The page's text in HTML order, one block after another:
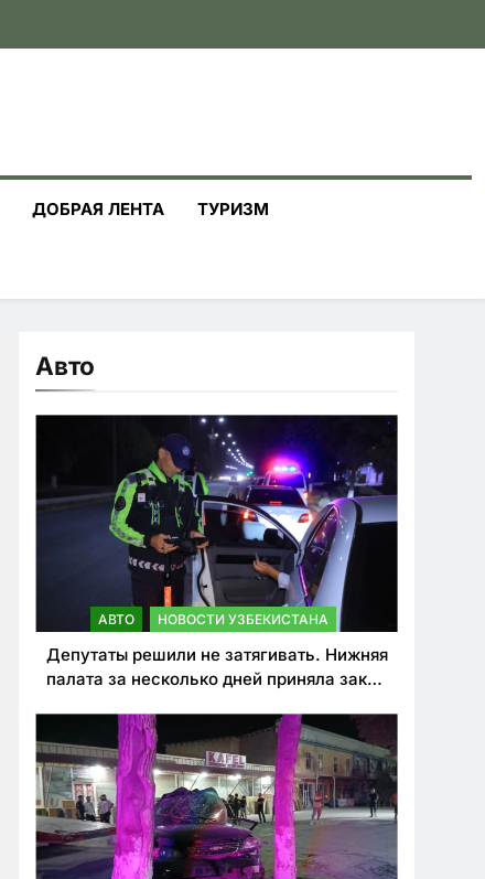
ДОБРАЯ ЛЕНТА ТУРИЗМ
Авто
АВТО НОВОСТИ УЗБЕКИСТАНА
Депутаты решили не затягивать. Нижняя
палата за несколько дней приняла закон
нарушителей ПДД